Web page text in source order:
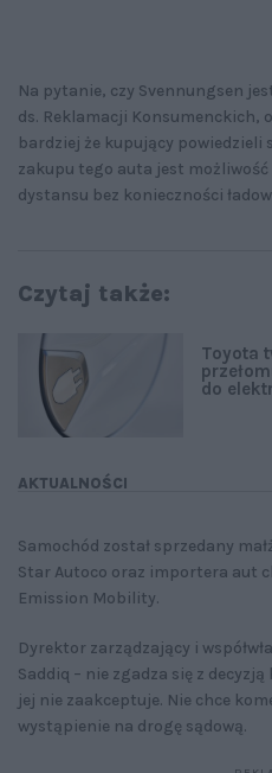
Na pytanie, czy Svennungsen
ds. Reklamacji Konsumenckich,
bardziej że kupujący powiedzieli
zakupu tego auta jest
dystansu bez konieczności
Czytaj także:
AKTUALNOŚCI
Toyota
do
Samochód został sprzedany
Star Autoco oraz importera aut
Emission Mobility.
Dyrektor zarządzający i
Saddiq – ​​nie zgadza się z
jej nie zaakceptuje. Nie chce
wystąpienie na drogę sądową.